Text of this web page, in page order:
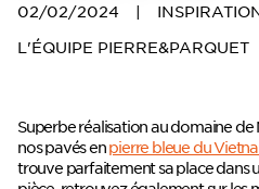
02/02/2024 |
L'ÉQUIPE PIERRE&PARQUET
Superbe réalisation au domaine
nos pavés enpierre bleue du
trouve parfaitement sa place dans